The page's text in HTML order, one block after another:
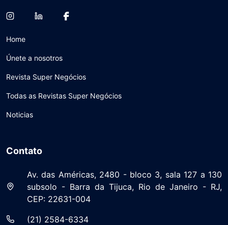
Home
Únete a nosotros
Revista Super Negócios
Todas as Revistas Super Negócios
Noticias
Contato
Av. das Américas, 2480 - bloco 3, sala 127 a 130
subsolo - Barra da Tijuca, Rio de Janeiro - RJ,
CEP: 22631-004
(21) 2584-6334